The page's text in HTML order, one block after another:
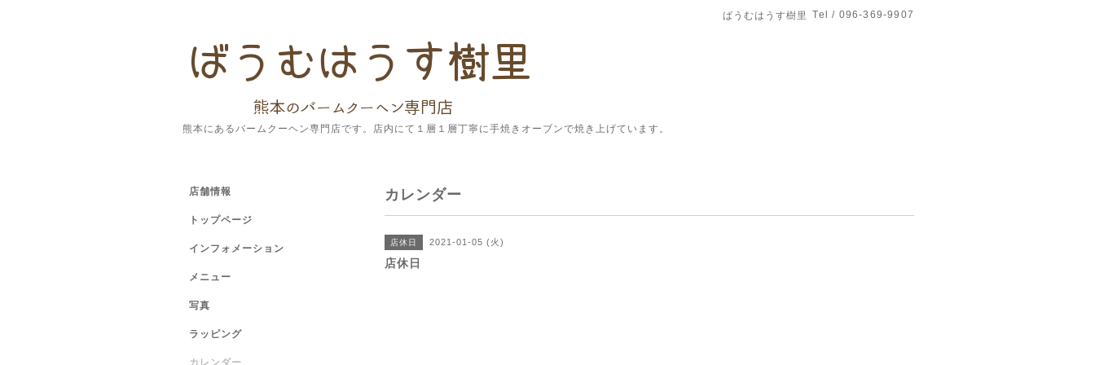
ばうむはうす樹里 Tel / 096-369-9907
熊本にあるバームクーヘン専門店です。店内にて１層１層丁寧に手焼きオーブンで焼き上げています。
カレンダー
店休日 2021-01-05 (火)
店休日
店舗情報
トップページ
インフォメーション
メニュー
写真
ラッピング
カレンダー